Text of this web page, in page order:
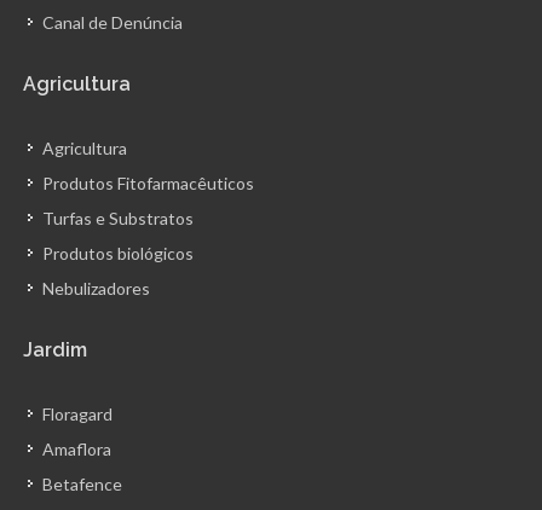
Canal de Denúncia
Agricultura
Agricultura
Produtos Fitofarmacêuticos
Turfas e Substratos
Produtos biológicos
Nebulizadores
Jardim
Floragard
Amaflora
Betafence